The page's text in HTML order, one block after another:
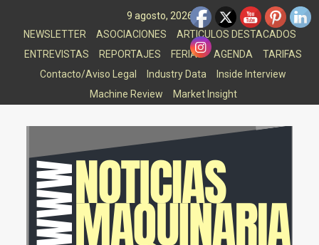
9 agosto, 2026
NEWSLETTER
ASOCIACIONES
ARTICULOS DESTACADOS
ENTREVISTAS
REPORTAJES FERIAS AGENDA
TARIFAS
Contacto/Aviso Legal
Industry Data
Inside Interview
Machine Review
Market Insight